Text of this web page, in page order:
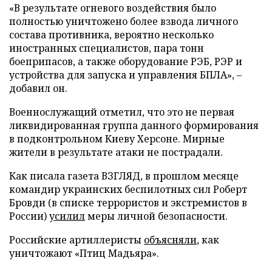
«В результате огневого воздействия было
полностью уничтожено более взвода личного
состава противника, вероятно несколько
иностранных специалистов, пара тонн
боеприпасов, а также оборудование РЭБ, РЭР и
устройства для запуска и управления БПЛА», –
добавил он.
Военнослужащий отметил, что это не первая
ликвидированная группа данного формирования
в подконтрольном Киеву Херсоне. Мирные
жители в результате атаки не пострадали.
Как писала газета ВЗГЛЯД, в прошлом месяце
командир украинских беспилотных сил Роберт
Бровди (в списке террористов и экстремистов в
России)усилилмеры личной безопасности.
Российские артиллеристы объясняли, как
уничтожают «Птиц Мадьяра».